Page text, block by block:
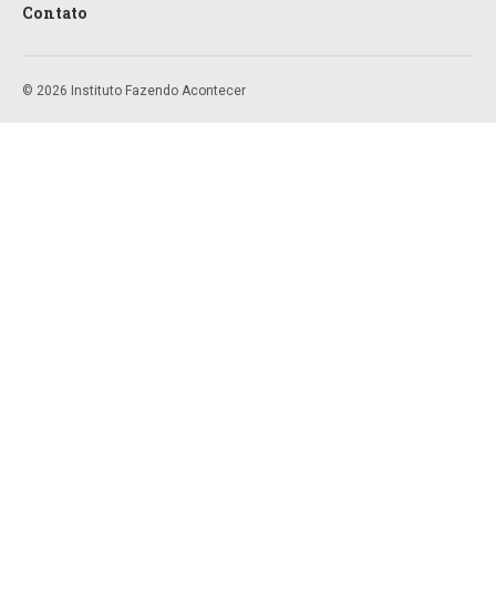
Contato
© 2026 Instituto Fazendo Acontecer